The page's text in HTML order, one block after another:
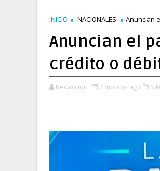
INICIO NACIONALES Anuncian
Anuncian el
crédito o
Redacción 2 months ago